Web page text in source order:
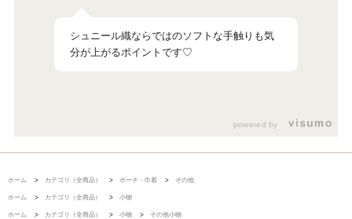
シュニール織ならではのソフトな手触りも気
powered by
ホーム > カテゴリ（全商品） > ポーチ・巾着 > その他
ホーム > カテゴリ（全商品） > 小物
ホーム > カテゴリ（全商品） > 小物 > その他小物